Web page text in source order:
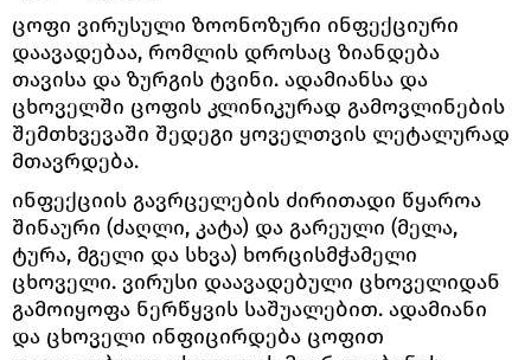
ცოფი ვირუსული ზოონოზური ინფექციური
დაავადებაა, რომლის დროსაც ზიანდება
თავისა და ზურგის ტვინი. ადამიანსა და
ცხოველში ცოფის კლინიკურად გამოვლინების
შემთხვევაში შედეგი ყოველთვის ლეტალურად
მთავრდება.
ინფექციის გავრცელების ძირითადი წყაროა
შინაური (ძაღლი, კატა) და გარეული (მელა,
ტურა, მგელი და სხვა) ხორცისმჭამელი
ცხოველი. ვირუსი დაავადებული ცხოველიდან
გამოიყოფა ნერწყვის საშუალებით. ადამიანი
და ცხოველი ინფიცირდება ცოფით